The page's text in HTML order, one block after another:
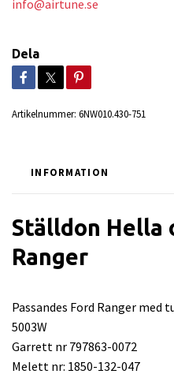
info@airtune.se
Dela
Artikelnummer: 6NW010.430-751
INFORMATION
Ställdon Hella
Ranger
Passandes Ford Ranger med
5003W
Garrett nr 797863-0072
Melett nr: 1850-132-047